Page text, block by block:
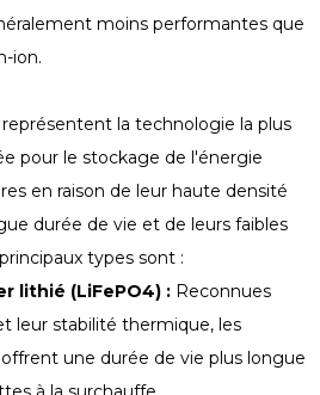
moins performantes que
ion.
la technologie la plus
pour le stockage de l'énergie
en raison de leur haute densité
durée de vie et de leurs faibles
types sont :
lithié (LiFePO4) : Reconnues
leur stabilité thermique, les
une durée de vie plus longue